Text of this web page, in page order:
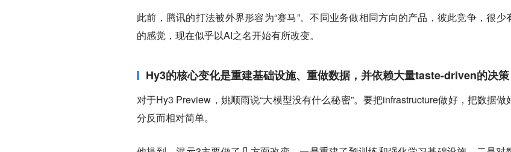
此前，腾讯的打法被外界形容为“赛马”。不同业务做相同方向的产品，彼此竞争，很少
的感觉，现在似乎以AI之名开始有所改变。
Hy3的核心变化是重建基础设施、重做数据，并依赖大量taste-driven的决策
对于Hy3 Preview，姚顺雨说“大模型没有什么秘密”。要把infrastructure做好，把数据做
分反而相对简单。